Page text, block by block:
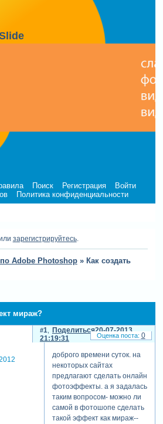
Поиск Регистрация
Войти
Политика конфиденциальности
зарегистрируйтесь.
Adobe Photoshop » Как создать
мираж?
Поделиться
1
20-07-2013
21:19:31
доброго времени суток. на
некоторых сайтах
предлагают сделать онлайн
фотоэффекты. а я задалась
таким вопросом- можно ли
самой в фотошопе сделать
такой эффект как мираж--
0